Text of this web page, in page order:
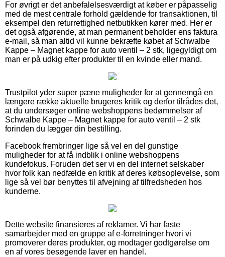
For øvrigt er det anbefalelsesværdigt at køber er påpasselig
med de mest centrale forhold gældende for transaktionen, til
eksempel den returrettighed netbutikken kører med. Her er
det også afgørende, at man permanent beholder ens faktura
e-mail, så man altid vil kunne bekræfte købet af Schwalbe
Kappe – Magnet kappe for auto ventil – 2 stk, ligegyldigt om
man er på udkig efter produkter til en kvinde eller mand.
Trustpilot yder super pæne muligheder for at gennemgå en
længere række aktuelle brugeres kritik og derfor tilrådes det,
at du undersøger online webshoppens bedømmelser af
Schwalbe Kappe – Magnet kappe for auto ventil – 2 stk
forinden du lægger din bestilling.
Facebook frembringer lige så vel en del gunstige
muligheder for at få indblik i online webshoppens
kundefokus. Foruden det ser vi en del internet selskaber
hvor folk kan nedfælde en kritik af deres købsoplevelse, som
lige så vel bør benyttes til afvejning af tilfredsheden hos
kunderne.
Dette website finansieres af reklamer. Vi har faste
samarbejder med en gruppe af e-forretninger hvori vi
promoverer deres produkter, og modtager godtgørelse om
en af vores besøgende laver en handel.